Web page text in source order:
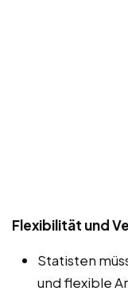
Flexibilität und
Statisten
und flexible